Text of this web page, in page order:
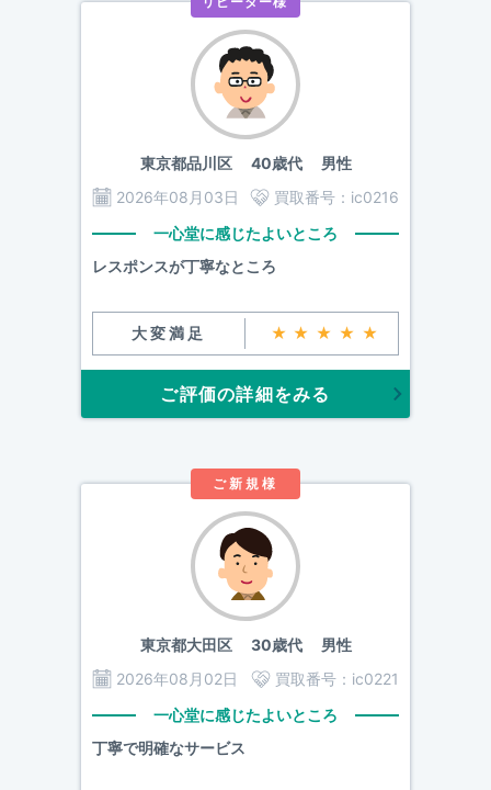
東京都品川区40歳代 男性
2026年08月03日
買取番号： ic0216
一心堂に感じたよいところ
レスポンスが丁寧なところ
大変満足 ★★★★★
ご評価の詳細をみる
ご新規様
東京都大田区30歳代 男性
2026年08月02日
買取番号： ic0221
一心堂に感じたよいところ
丁寧で明確なサービス